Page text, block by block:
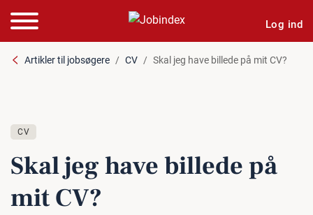
Log ind
Artikler til jobsøgere CV Skal jeg have billede på mit CV?
CV
Skal jeg have billede på
mit CV?